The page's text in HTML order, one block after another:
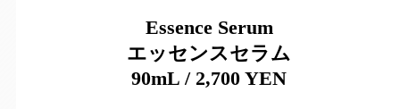
Essence Serum
エッセンスセラム
90mL / 2,700 YEN